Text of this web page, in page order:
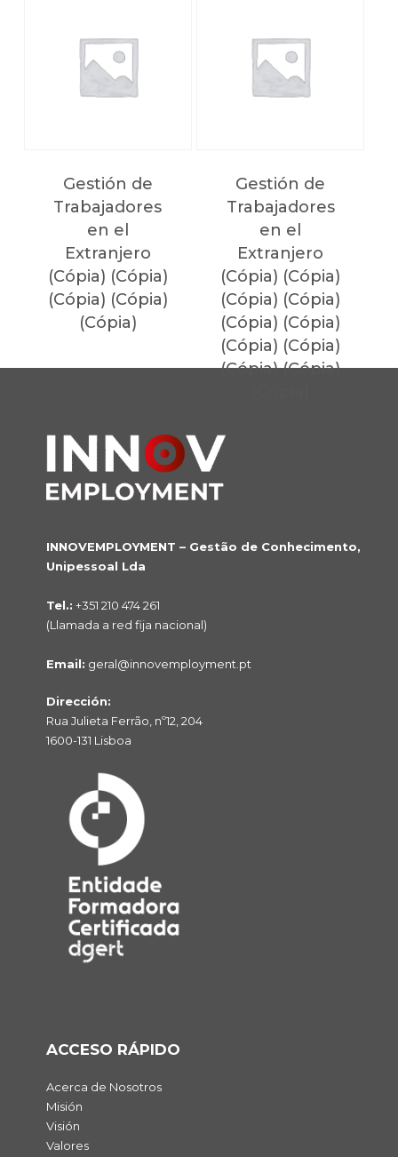
(Cópia) (Cópia)
(Cópia) (Cópia)
(Cópia) (Cópia)
Gestión de
Trabajadores
en el
Extranjero
(Cópia) (Cópia)
(Cópia) (Cópia)
(Cópia)
Gestión de
Trabajadores
en el
Extranjero
(Cópia) (Cópia)
(Cópia) (Cópia)
(Cópia) (Cópia)
(Cópia) (Cópia)
(Cópia) (Cópia)
INNOVEMPLOYMENT – Gestão de Conhecimento,
Unipessoal Lda
Tel.: +351 210 474 261
(Llamada a red fija nacional)
Email: geral@innovemployment.pt
Dirección:
Rua Julieta Ferrão, nº12, 204
1600-131 Lisboa
ACCESO RÁPIDO
Acerca de Nosotros
Misión
Visión
Valores